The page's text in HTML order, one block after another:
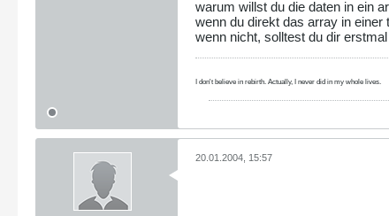
warum willst du die daten in ein
wenn du direkt das array in einer
wenn nicht, solltest du dir
I don't believe in rebirth. Actually, I never did in my whole lives.
20.01.2004, 15:57